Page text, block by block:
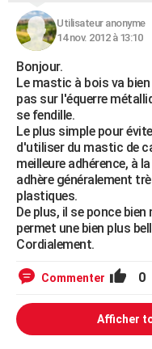
FORUM
Bricolage
Lifestyle
Culture
Sport
Auto
Television
Voyage
Cinema
Utilisateur anonyme
14 nov. 2012 à 13:10
Bonjour.
Le mastic à bois va
pas sur l'équerre
se fendille.
Le plus simple pour
d'utiliser du mastic de
meilleure adhérence, à
adhère généralement
plastiques.
De plus, il se ponce
permet une bien plus
Cordialement.
Commenter 0
Afficher